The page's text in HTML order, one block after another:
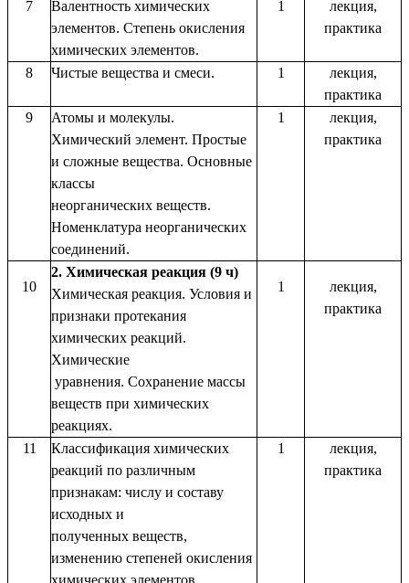
7
Валентность химических
элементов. Степень окисления
химических элементов.
1
лекция,
практика
8 Чистые вещества и смеси. 1
лекция,
практика
9
Атомы и молекулы.
Химический элемент. Простые
и сложные вещества. Основные
классы
неорганических веществ.
Номенклатура неорганических
соединений.
1
лекция,
практика
10
2. Химическая реакция (9 ч)
Химическая реакция. Условия и
признаки протекания
химических реакций.
Химические
уравнения. Сохранение массы
веществ при химических
реакциях.
1
лекция,
практика
11
Классификация химических
реакций по различным
признакам: числу и составу
исходных и
полученных веществ,
изменению степеней окисления
химических элементов,
1
лекция,
практика